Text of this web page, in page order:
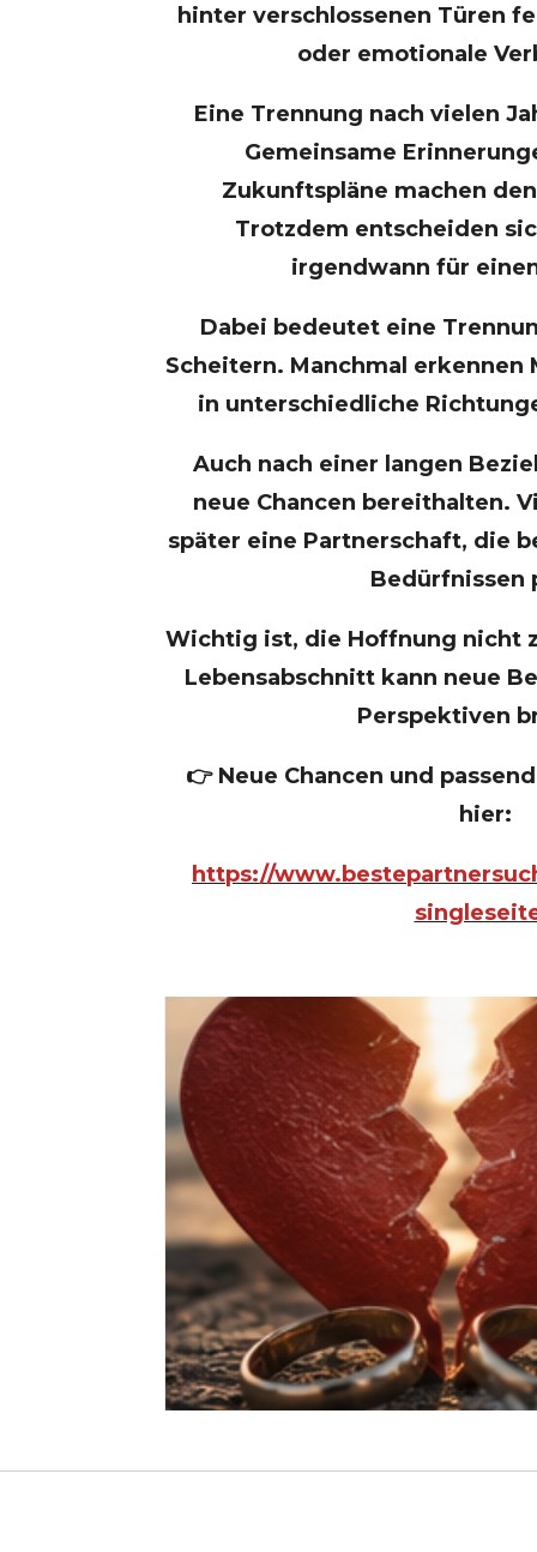
hinter verschlossenen Türen
oder emotionale
Eine Trennung nach vielen
Gemeinsame
Zukunftspläne machen
Trotzdem entscheiden
irgendwann für
Dabei bedeutet eine
Scheitern. Manchmal erkennen
in unterschiedliche
Auch nach einer langen
neue Chancen bereithalten.
später eine Partnerschaft, die
Bedürfnissen
Wichtig ist, die Hoffnung nicht
Lebensabschnitt kann neue
Perspektiven
👉 Neue Chancen und
hier:
https://